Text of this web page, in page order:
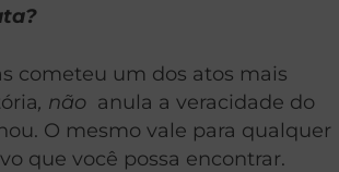
cometeu um dos atos mais
, não anula a veracidade do
O mesmo vale para qualquer
que você possa encontrar.